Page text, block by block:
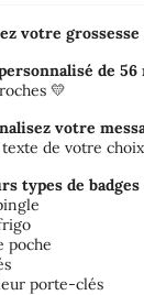
votre
de
💛
votre
de votre
types de
poche
porte-clés